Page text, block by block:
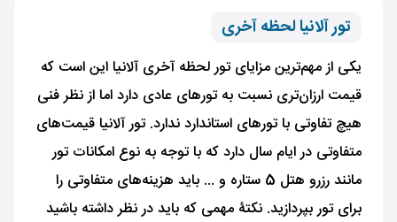
تور آلانیا لحظه آخری
یکی از مهم‌ترین مزایای تور لحظه آخری آلانیا این است که
قیمت ارزان‌تری نسبت به تورهای عادی دارد اما از نظر فنی
هیچ تفاوتی با تورهای استاندارد ندارد. تور آلانیا قیمت‌های
متفاوتی در ایام سال دارد که با توجه به نوع امکانات تور
مانند رزرو هتل 5 ستاره و ... باید هزینه‌های متفاوتی را
برای تور بپردازید. نکتۀ مهمی که باید در نظر داشته باشید